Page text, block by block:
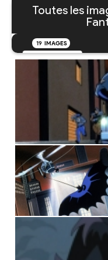
Toutes les
19 IMAGES